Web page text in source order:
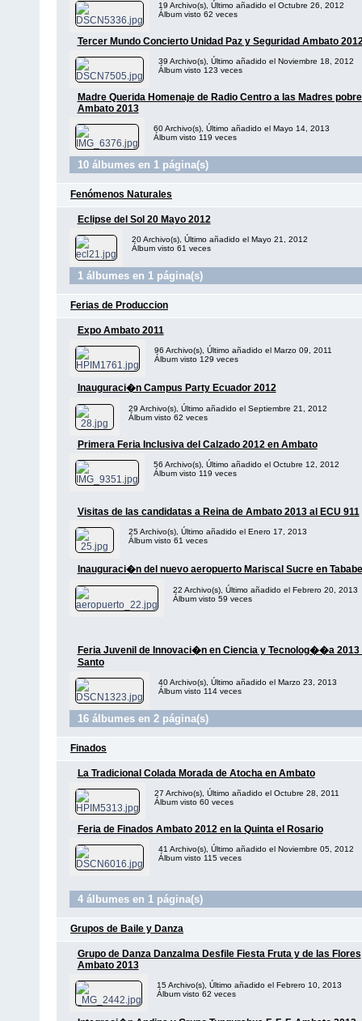
19 Archivo(s), Último añadido el Octubre 26, 2012
Álbum visto 62 veces
Tercer Mundo Concierto Unidad Paz y Seguridad Ambato
39 Archivo(s), Último añadido el Noviembre 18, 2012
Álbum visto 123 veces
Madre Querida Homenaje de Radio Centro a las Madres
Ambato 2013
60 Archivo(s), Último añadido el Mayo 14, 2013
Álbum visto 119 veces
10 álbumes en 1 página(s)
Fenómenos Naturales
Eclipse del Sol 20 Mayo 2012
20 Archivo(s), Último añadido el Mayo 21, 2012
Álbum visto 61 veces
1 álbumes en 1 página(s)
Ferias de Produccion
Expo Ambato 2011
96 Archivo(s), Último añadido el Marzo 09, 2011
Álbum visto 129 veces
Inauguraci�n Campus Party Ecuador 2012
29 Archivo(s), Último añadido el Septiembre 21, 2012
Álbum visto 62 veces
Primera Feria Inclusiva del Calzado 2012 en Ambato
56 Archivo(s), Último añadido el Octubre 12, 2012
Álbum visto 119 veces
Visitas de las candidatas a Reina de Ambato 2013 al ECU 911
25 Archivo(s), Último añadido el Enero 17, 2013
Álbum visto 61 veces
Inauguraci�n del nuevo aeropuerto Mariscal Sucre en
22 Archivo(s), Último añadido el Febrero 20, 2013
Álbum visto 59 veces
Feria Juvenil de Innovaci�n en Ciencia y Tecnolog��a 2013
Santo
40 Archivo(s), Último añadido el Marzo 23, 2013
Álbum visto 114 veces
16 álbumes en 2 página(s)
Finados
La Tradicional Colada Morada de Atocha en Ambato
27 Archivo(s), Último añadido el Octubre 28, 2011
Álbum visto 60 veces
Feria de Finados Ambato 2012 en la Quinta el Rosario
41 Archivo(s), Último añadido el Noviembre 05, 2012
Álbum visto 115 veces
4 álbumes en 1 página(s)
Grupos de Baile y Danza
Grupo de Danza Danzalma Desfile Fiesta Fruta y de las Flores
Ambato 2013
15 Archivo(s), Último añadido el Febrero 10, 2013
Álbum visto 62 veces